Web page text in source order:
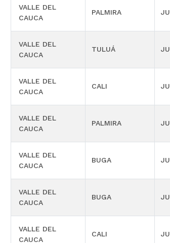
VALLE DEL
CAUCA
PALMIRA
VALLE DEL
CAUCA
TULUÁ
VALLE DEL
CAUCA
CALI
VALLE DEL
CAUCA
PALMIRA
VALLE DEL
CAUCA
BUGA
VALLE DEL
CAUCA
BUGA
VALLE DEL
CAUCA
CALI